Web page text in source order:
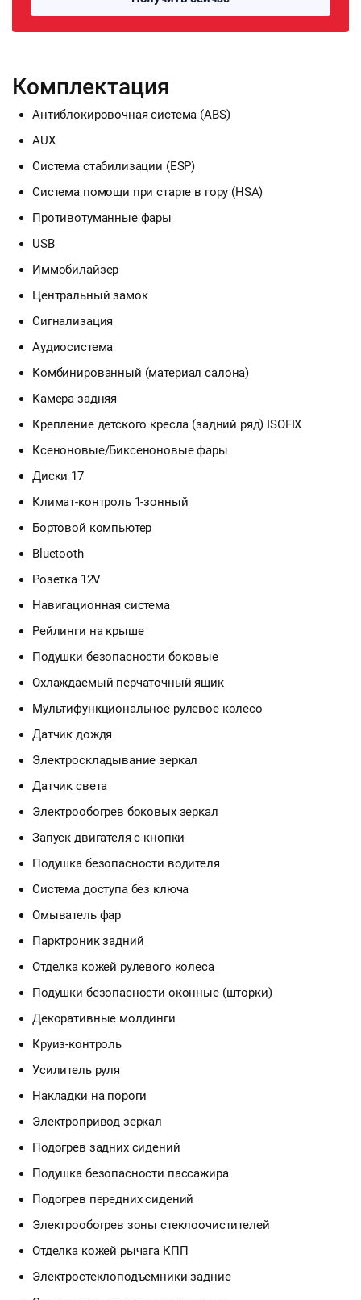
Комплектация
Антиблокировочная система (ABS)
AUX
Система стабилизации (ESP)
Система помощи при старте в гору (HSA)
Противотуманные фары
USB
Иммобилайзер
Центральный замок
Сигнализация
Аудиосистема
Комбинированный (материал салона)
Камера задняя
Крепление детского кресла (задний ряд) ISOFIX
Ксеноновые/Биксеноновые фары
Диски 17
Климат-контроль 1-зонный
Бортовой компьютер
Bluetooth
Розетка 12V
Навигационная система
Рейлинги на крыше
Подушки безопасности боковые
Охлаждаемый перчаточный ящик
Мультифункциональное рулевое колесо
Датчик дождя
Электроскладывание зеркал
Датчик света
Электрообогрев боковых зеркал
Запуск двигателя с кнопки
Подушка безопасности водителя
Система доступа без ключа
Омыватель фар
Парктроник задний
Отделка кожей рулевого колеса
Подушки безопасности оконные (шторки)
Декоративные молдинги
Круиз-контроль
Усилитель руля
Накладки на пороги
Электропривод зеркал
Подогрев задних сидений
Подушка безопасности пассажира
Подогрев передних сидений
Электрообогрев зоны стеклоочистителей
Отделка кожей рычага КПП
Электростеклоподъемники задние